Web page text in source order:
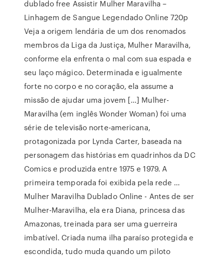
dublado free Assistir Mulher Maravilha –
Linhagem de Sangue Legendado Online 720p
Veja a origem lendária de um dos renomados
membros da Liga da Justiça, Mulher Maravilha,
conforme ela enfrenta o mal com sua espada e
seu laço mágico. Determinada e igualmente
forte no corpo e no coração, ela assume a
missão de ajudar uma jovem […] Mulher-
Maravilha (em inglês Wonder Woman) foi uma
série de televisão norte-americana,
protagonizada por Lynda Carter, baseada na
personagem das histórias em quadrinhos da DC
Comics e produzida entre 1975 e 1979. A
primeira temporada foi exibida pela rede …
Mulher Maravilha Dublado Online - Antes de ser
Mulher-Maravilha, ela era Diana, princesa das
Amazonas, treinada para ser uma guerreira
imbatível. Criada numa ilha paraíso protegida e
escondida, tudo muda quando um piloto